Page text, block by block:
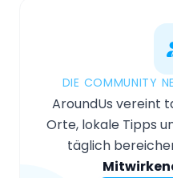
DIE COMMUNITY
AroundUs vereint
Orte, lokale Tipps
täglich